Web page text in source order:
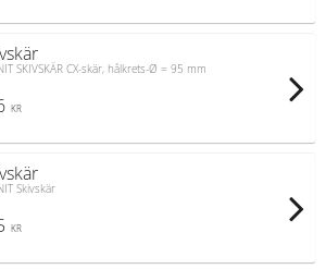
SKIVSKÄR CX-skär, hålkrets-Ø = 95 mm
KR
Skivskär
KR